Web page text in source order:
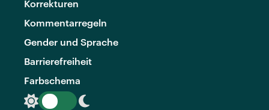
Korrekturen
Kommentarregeln
Gender und Sprache
Barrierefreiheit
Farbschema